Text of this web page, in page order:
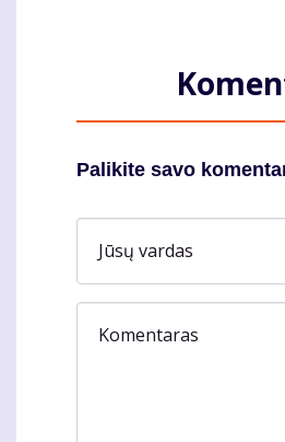
Palikite savo
Jūsų vardas
Komentaras